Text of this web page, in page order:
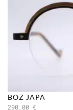
BOZ JAPA
290,00 €